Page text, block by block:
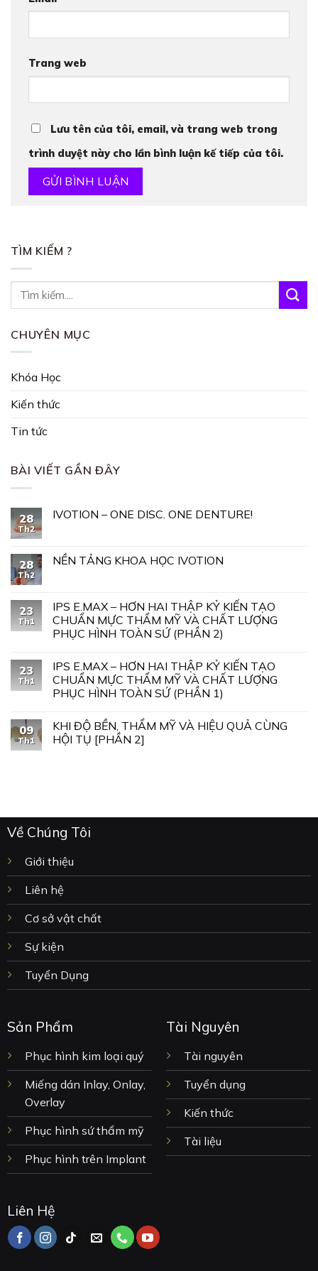
Trang web
Lưu tên của tôi, email, và trang web trong
trình duyệt này cho lần bình luận kế tiếp của tôi.
TÌM KIẾM ?
CHUYÊN MỤC
Khóa Học
Kiến thức
Tin tức
BÀI VIẾT GẦN ĐÂY
28
Th2
IVOTION – ONE DISC. ONE DENTURE!
28
Th2
NỀN TẢNG KHOA HỌC IVOTION
23
Th1
IPS E.MAX – HƠN HAI THẬP KỶ KIẾN TẠO
CHUẨN MỰC THẨM MỸ VÀ CHẤT LƯỢNG
PHỤC HÌNH TOÀN SỨ (PHẦN 2)
23
Th1
IPS E.MAX – HƠN HAI THẬP KỶ KIẾN TẠO
CHUẨN MỰC THẨM MỸ VÀ CHẤT LƯỢNG
PHỤC HÌNH TOÀN SỨ (PHẦN 1)
09
Th1
KHI ĐỘ BỀN, THẨM MỸ VÀ HIỆU QUẢ CÙNG
HỘI TỤ [PHẦN 2]
Về Chúng Tôi
Giới thiệu
Liên hệ
Cơ sở vật chất
Sự kiện
Tuyển Dụng
Sản Phẩm
Phục hình kim loại quý
Miếng dán Inlay, Onlay,
Overlay
Phục hình sứ thẩm mỹ
Phục hình trên Implant
Tài Nguyên
Tài nguyên
Tuyển dụng
Kiến thức
Tài liệu
Liên Hệ